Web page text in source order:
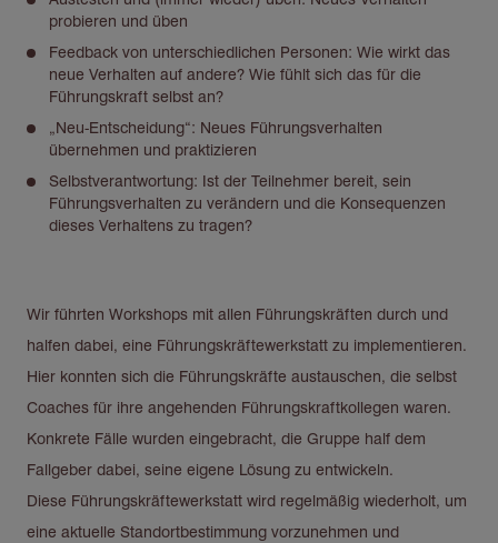
probieren und üben
Feedback von unterschiedlichen Personen: Wie wirkt das
neue Verhalten auf andere? Wie fühlt sich das für die
Führungskraft selbst an?
„Neu-Entscheidung“: Neues Führungsverhalten
übernehmen und praktizieren
Selbstverantwortung: Ist der Teilnehmer bereit, sein
Führungsverhalten zu verändern und die Konsequenzen
dieses Verhaltens zu tragen?
Wir führten Workshops mit allen Führungskräften durch und
halfen dabei, eine Führungskräftewerkstatt zu implementieren.
Hier konnten sich die Führungskräfte austauschen, die selbst
Coaches für ihre angehenden Führungskraftkollegen waren.
Konkrete Fälle wurden eingebracht, die Gruppe half dem
Fallgeber dabei, seine eigene Lösung zu entwickeln.
Diese Führungskräftewerkstatt wird regelmäßig wiederholt, um
eine aktuelle Standortbestimmung vorzunehmen und